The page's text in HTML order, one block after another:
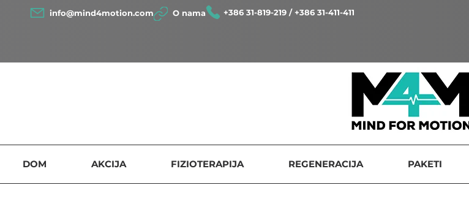
info@mind4motion.com O nama
+386 31-819-219 / +386 31-411-411
DOM AKCIJA FIZIOTERAPIJA REGENERACIJA PAKETI